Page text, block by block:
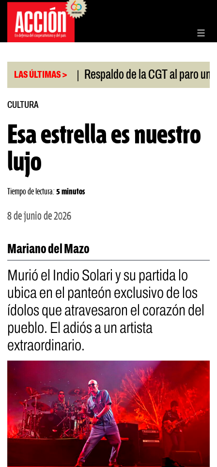
Saltar
contenido
LAS ÚLTIMAS >
| Respaldo de la CGT al paro
CULTURA
Esa estrella es nuestro
lujo
Tiempo de lectura: 5 minutos
8 de junio de 2026
Mariano del Mazo
Murió el Indio Solari y su partida lo
ubica en el panteón exclusivo de los
ídolos que atravesaron el corazón del
pueblo. El adiós a un artista
extraordinario.